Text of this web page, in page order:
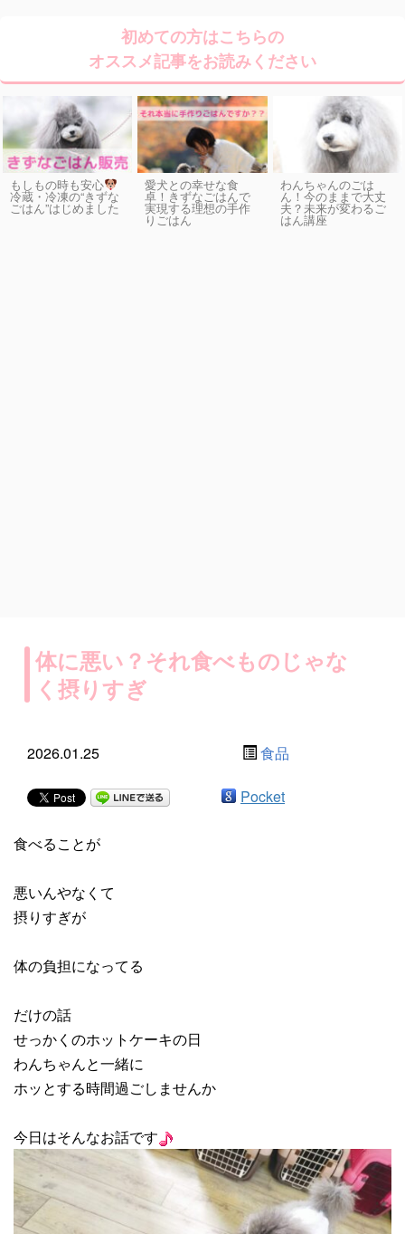
初めての方はこちらの
オススメ記事をお読みください
もしもの時も安心
冷蔵・冷凍の“きずな
ごはん”はじめました
愛犬との幸せな食
卓！きずなごはんで
実現する理想の手作
りごはん
わんちゃんのごは
ん！今のままで大丈
夫？未来が変わるご
はん講座
体に悪い？それ食べものじゃな
く摂りすぎ
2026.01.25 食品
Pocket
食べることが
悪いんやなくて
摂りすぎが
体の負担になってる
だけの話
せっかくのホットケーキの日
わんちゃんと一緒に
ホッとする時間過ごしませんか
今日はそんなお話です